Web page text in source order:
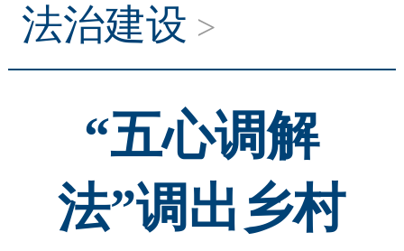
法治建设 >
“五心调解
法”调出乡村